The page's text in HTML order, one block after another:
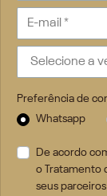
Preferência de
Whatsapp
De acordo
o Tratamento
seus